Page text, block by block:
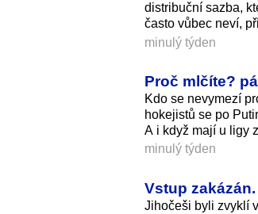
distribuční sazba,
často vůbec neví,
minulý týden
Proč mlčíte?
Kdo se nevymezí
hokejistů se po
A i když mají u ligy
minulý týden
Vstup
Jihočeši byli zvyklí